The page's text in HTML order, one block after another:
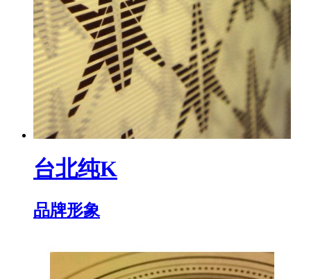
台北纯K
品牌形象